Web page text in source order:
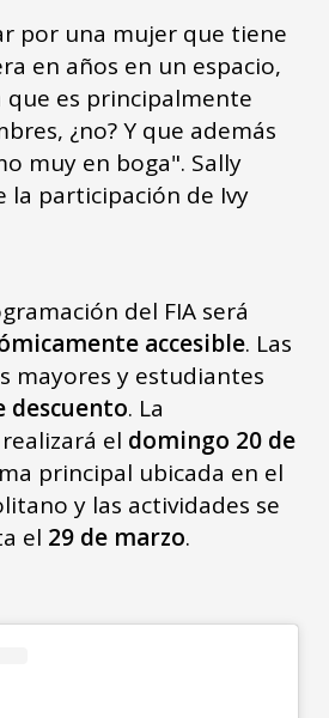
por una mujer que tiene
en años en un espacio,
es principalmente
¿no? Y que además
muy en boga". Sally
la participación de Ivy
del FIA será
accesible. Las
mayores y estudiantes
descuento. La
el domingo 20 de
principal ubicada en el
y las actividades se
el 29 de marzo.